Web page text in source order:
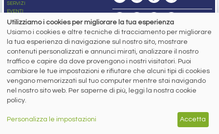
SERVIZI
EVENTI
ABBONAMENTI
NEWSLETTER
Capitale Sociale: 190.000€ interamente versato
Registro delle Imprese di Brescia
Codice Fiscale e Partita I.V.A.:IT03562320170
R.E.A. n. 419331
www.siderweb.com: Autorizzazione del Tribunale di Brescia n. 11/2004 del 17
marzo 2004, Iscrizione al R.O.C. n. 26116.
Direttrice Responsabile:
Elisa Bonomelli
Stefano Gennari
Utilizziamo i cookies per migliorare la tua esperienza
Usiamo i cookies e altre tecniche di tracciamento per migliorare
la tua esperienza di navigazione sul nostro sito, mostrare
contenuti personalizzati e annunci mirati, analizzare il nostro
traffico e capire da dove provengono i nostri visitatori. Puoi
cambiare le tue impostazioni e rifiutare che alcuni tipi di cookies
vengano memorizzati sul tuo computer mentre stai navigando
nel nostro sito web. Per saperne di più, leggi la nostra cookie
policy.
Personalizza le impostazioni Accetta